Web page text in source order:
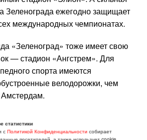
Зеленограда ежегодно защищает
международных чемпионатах.
«Зеленоград» тоже имеет свою
— стадион «Ангстрем». Для
спорта имеются
велодорожки, чем
и обширная
статистики
сПолитикой Конфиденциальности собирает